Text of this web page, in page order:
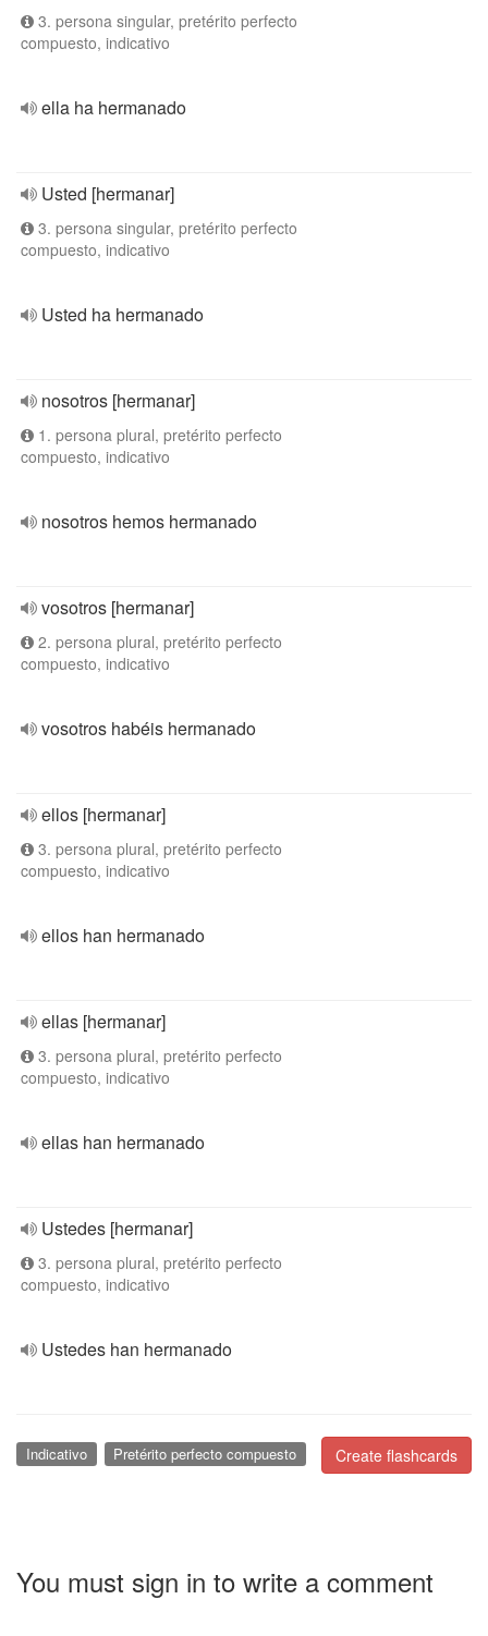
3. persona singular, pretérito perfecto
compuesto, indicativo
ella ha hermanado
Usted [hermanar]
3. persona singular, pretérito perfecto
compuesto, indicativo
Usted ha hermanado
nosotros [hermanar]
1. persona plural, pretérito perfecto
compuesto, indicativo
nosotros hemos hermanado
vosotros [hermanar]
2. persona plural, pretérito perfecto
compuesto, indicativo
vosotros habéis hermanado
ellos [hermanar]
3. persona plural, pretérito perfecto
compuesto, indicativo
ellos han hermanado
ellas [hermanar]
3. persona plural, pretérito perfecto
compuesto, indicativo
ellas han hermanado
Ustedes [hermanar]
3. persona plural, pretérito perfecto
compuesto, indicativo
Ustedes han hermanado
Create flashcards
Indicativo Pretérito perfecto compuesto
You must sign in to write a comment